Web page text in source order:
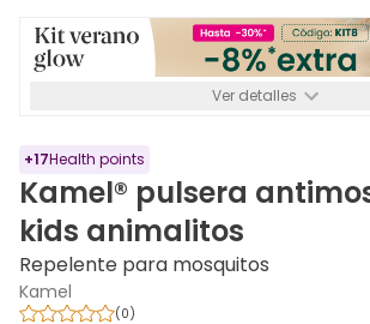
Ver detalles
+17Health points
Kamel® pulsera
kids animalitos
Repelente para mosquitos
Kamel
(0)